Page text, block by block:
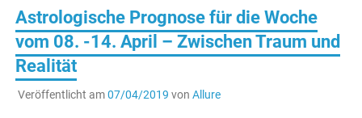
Astrologische Prognose für die Woche
vom 08. -14. April – Zwischen Traum und
Realität
Veröffentlicht am07/04/2019 von Allure